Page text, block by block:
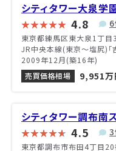
シティタワー大泉学
4.8
東京都練馬区東大泉1丁
JR中央本線(東京～塩尻)「
2009年12月(築16年)
売買価格相場
9,951万
シティタワー調布南
4.5
東京都調布市布田4丁目